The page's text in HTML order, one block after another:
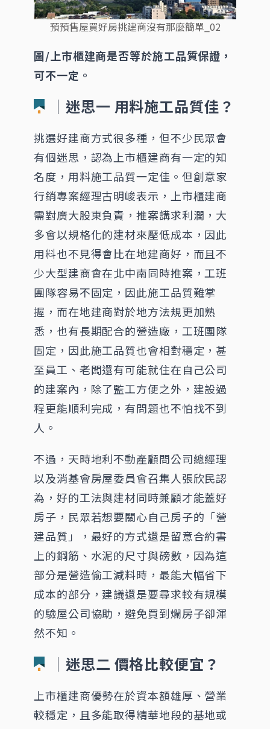
預預售屋買好房挑建商沒有那麼簡單_02
圖/上市櫃建商是否等於施工品質保證，
可不一定。
│迷思一 用料施工品質佳？
挑選好建商方式很多種，但不少民眾會
有個迷思，認為上市櫃建商有一定的知
名度，用料施工品質一定佳。但創意家
行銷專案經理古明峻表示，上市櫃建商
需對廣大股東負責，推案講求利潤，大
多會以規格化的建材來壓低成本，因此
用料也不見得會比在地建商好，而且不
少大型建商會在北中南同時推案，工班
團隊容易不固定，因此施工品質難掌
握，而在地建商對於地方法規更加熟
悉，也有長期配合的營造廠，工班團隊
固定，因此施工品質也會相對穩定，甚
至員工、老闆還有可能就住在自己公司
的建案內，除了監工方便之外，建設過
程更能順利完成，有問題也不怕找不到
人。
不過，天時地利不動產顧問公司總經理
以及消基會房屋委員會召集人張欣民認
為，好的工法與建材同時兼顧才能蓋好
房子，民眾若想要關心自己房子的「營
建品質」，最好的方式還是留意合約書
上的鋼筋、水泥的尺寸與磅數，因為這
部分是營造偷工減料時，最能大幅省下
成本的部分，建議還是要尋求較有規模
的驗屋公司協助，避免買到爛房子卻渾
然不知。
│迷思二 價格比較便宜？
上市櫃建商優勢在於資本額雄厚、營業
較穩定，且多能取得精華地段的基地或